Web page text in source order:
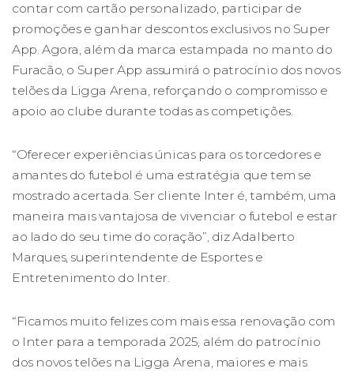
contar com cartão personalizado, participar de
promoções e ganhar descontos exclusivos no Super
App. Agora, além da marca estampada no manto do
Furacão, o Super App assumirá o patrocínio dos novos
telões da Ligga Arena, reforçando o compromisso e
apoio ao clube durante todas as competições.
“Oferecer experiências únicas para os torcedores e
amantes do futebol é uma estratégia que tem se
mostrado acertada. Ser cliente Inter é, também, uma
maneira mais vantajosa de vivenciar o futebol e estar
ao lado do seu time do coração”, diz Adalberto
Marques, superintendente de Esportes e
Entretenimento do Inter.
“Ficamos muito felizes com mais essa renovação com
o Inter para a temporada 2025, além do patrocínio
dos novos telões na Ligga Arena, maiores e mais